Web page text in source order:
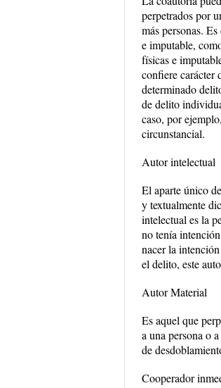
perpetrados por
más personas.
e imputable,
físicas e
confiere carácter
determinado
de delito
caso, por
circunstancial.
Autor intelectual
El aparte único
y textualmente
intelectual es la
no tenía
nacer la
el delito, este
Autor Material
Es aquel que
a una persona o
de
Cooperador